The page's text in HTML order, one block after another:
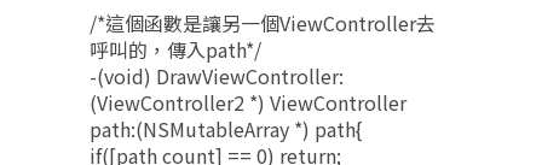
/*這個函數是讓另一個ViewController去
呼叫的，傳入path*/
-(void) DrawViewController:
(ViewController2 *) ViewController
path:(NSMutableArray *) path{
if([path count] == 0) return;